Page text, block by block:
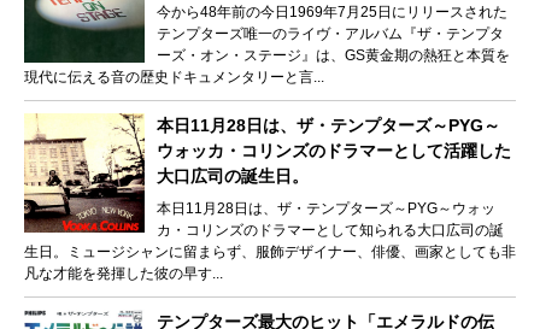
今から48年前の今日1969年7月25日にリリースされた
テンプターズ唯一のライヴ・アルバム『ザ・テンプタ
ーズ・オン・ステージ』は、GS黄金期の熱狂と本質を
現代に伝える音の歴史ドキュメンタリーと言...
本日11月28日は、ザ・テンプターズ～PYG～
ウォッカ・コリンズのドラマーとして活躍した
大口広司の誕生日。
本日11月28日は、ザ・テンプターズ～PYG～ウォッ
カ・コリンズのドラマーとして知られる大口広司の誕
生日。ミュージシャンに留まらず、服飾デザイナー、俳優、画家としても非
凡な才能を発揮した彼の早す...
テンプターズ最大のヒット「エメラルドの伝